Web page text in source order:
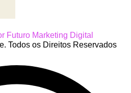
Futuro Marketing Digital
Todos os Direitos Reservados